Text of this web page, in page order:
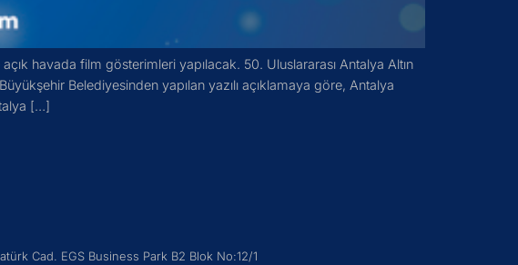
havada film gösterimleri yapılacak. 50. Uluslararası Antalya Altın
Belediyesinden yapılan yazılı açıklamaya göre, Antalya
[…]
Cad. EGS Business Park B2 Blok No:12/1